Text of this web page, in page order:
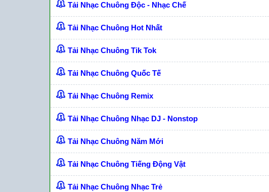
Tải Nhạc Chuông Độc - Nhạc Chế
Tải Nhạc Chuông Hot Nhất
Tải Nhạc Chuông Tik Tok
Tải Nhạc Chuông Quốc Tế
Tải Nhạc Chuông Remix
Tải Nhạc Chuông Nhạc DJ - Nonstop
Tải Nhạc Chuông Năm Mới
Tải Nhạc Chuông Tiếng Động Vật
Tải Nhạc Chuông Nhạc Trẻ